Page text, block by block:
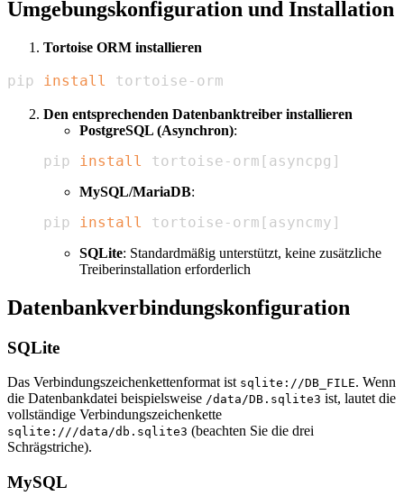
Umgebungskonfiguration und Installation
Tortoise ORM installieren
pip install tortoise-orm
Den entsprechenden Datenbanktreiber installieren
PostgreSQL (Asynchron):
pip install tortoise-orm [ asyncpg ]
MySQL/MariaDB:
pip install tortoise-orm [ asyncmy ]
SQLite: Standardmäßig unterstützt, keine zusätzliche
Treiberinstallation erforderlich
Datenbankverbindungskonfiguration
SQLite
Das Verbindungszeichenkettenformat ist sqlite://DB_FILE. Wenn
die Datenbankdatei beispielsweise /data/DB.sqlite3 ist, lautet die
vollständige Verbindungszeichenkette
sqlite:///data/db.sqlite3 (beachten Sie die drei
Schrägstriche).
MySQL